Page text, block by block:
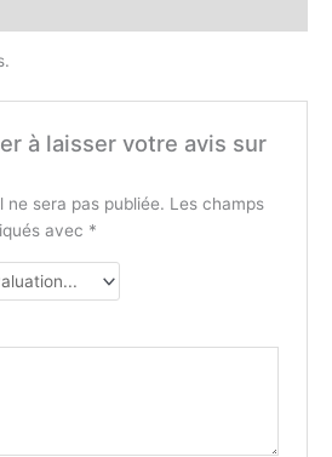
à laisser votre avis sur
ne sera pas publiée. Les champs
avec *